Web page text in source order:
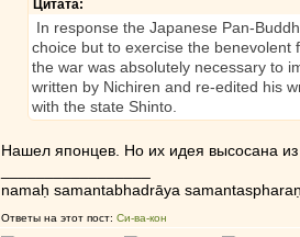
Цитата:
In response the Japanese Pan-
choice but to exercise the
the war was absolutely necessary to
written by Nichiren and re-edited his
with the state Shinto.
Нашел японцев. Но их идея высосана
namaḥ samantabhadrāya
Ответы на этот пост: Си-ва-кон